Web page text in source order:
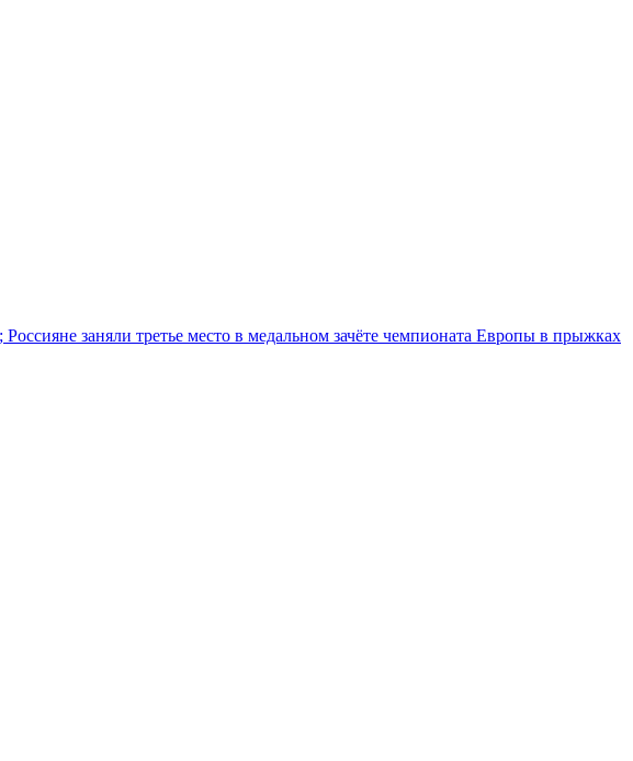
заняли третье место в медальном зачёте чемпионата Европы в прыжках